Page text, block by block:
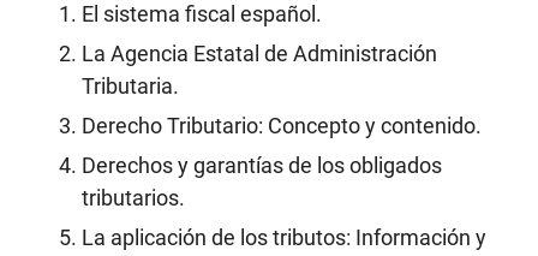
El sistema fiscal español.
La Agencia Estatal de Administración
Tributaria.
Derecho Tributario: Concepto y contenido.
Derechos y garantías de los obligados
tributarios.
La aplicación de los tributos: Información y